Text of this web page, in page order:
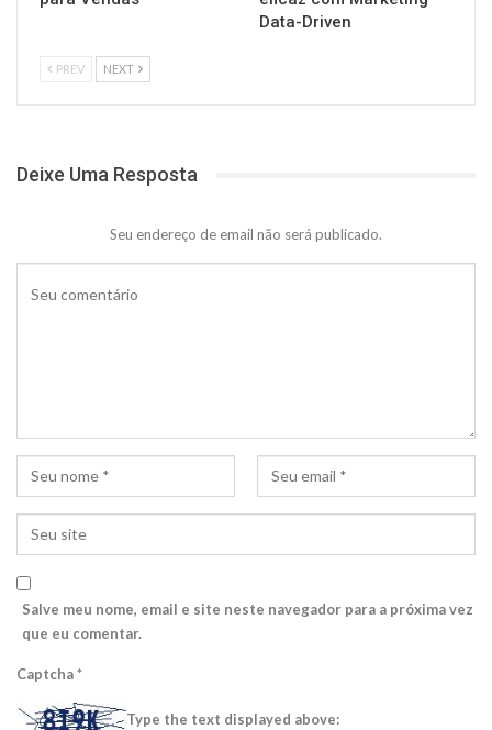
Data-Driven
PREV NEXT
Deixe Uma Resposta
Seu endereço de email não será publicado.
Salve meu nome, email e site neste navegador para a próxima vez
que eu comentar.
Captcha*
Type the text displayed above: